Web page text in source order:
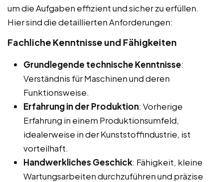
um die Aufgaben effizient und sicher zu erfüllen.
Hier sind die detaillierten Anforderungen:
Fachliche Kenntnisse und Fähigkeiten
Grundlegende technische Kenntnisse:
Verständnis für Maschinen und deren
Funktionsweise.
Erfahrung in der Produktion: Vorherige
Erfahrung in einem Produktionsumfeld,
idealerweise in der Kunststoffindustrie, ist
vorteilhaft.
Handwerkliches Geschick: Fähigkeit, kleine
Wartungsarbeiten durchzuführen und präzise